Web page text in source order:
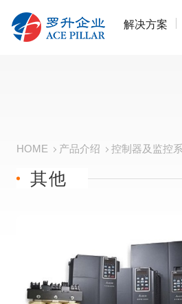
解决方案
HOME 产品介绍 控制器及监控
其他